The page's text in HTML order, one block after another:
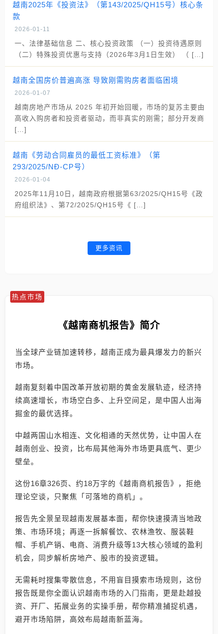
越南2025年《投资法》（第143/2025/QH15号）核心条
款
2026-01-11
一、法律基础信息 二、核心投资政策 （一）投资待遇原则
（二）特殊投资优惠与支持（2026年3月1日生效） （ […]
越南全国房价普遍高涨 导致刚需购房者面临困境
2026-01-07
越南房地产市场从 2025 年初开始回暖，市场的复苏主要由
高收入购房者和投资者驱动，而非真实的刚需；部分开发商
[…]
越南《劳动合同雇员的最低工资标准》（第
293/2025/NĐ-CP号）
2026-01-04
2025年11月10日，越南政府根据第63/2025/QH15号《政
府组织法》、第72/2025/QH15号《 […]
更多资讯
热点市场
《越南商机报告》简介
当全球产业链加速转移，越南正成为最具爆发力的新兴
市场。
越南复刻着中国改革开放初期的黄金发展轨迹，经济持
续高速增长，市场空白多、上升空间足，是中国人出海
掘金的最优选择。
中越两国山水相连、文化相通的天然优势，让中国人在
越南创业、投资，比布局其他海外市场更具底气、更少
壁垒。
这份16章326页、约18万字的《越南商机报告》，拒绝
理论空谈，只聚焦「可落地的商机」。
报告先全景呈现越南发展基本面，帮你快速摸清当地政
策、市场环境；再逐一拆解餐饮、农林渔牧、服装鞋
帽、手机产销、电商、消费升级等13大核心领域的盈利
机会，同步解析房地产、股市的投资逻辑。
无需耗时搜集零散信息，不用盲目摸索市场规则，这份
报告既是你全面认识越南市场的入门指南，更是赴越投
资、开厂、拓展业务的实操手册，帮你精准捕捉机遇，
避开市场陷阱，高效布局越南新蓝海。